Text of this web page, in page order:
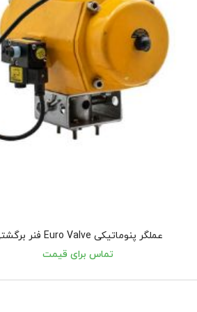
عملگر پنوماتیکی Euro Valve فنر برگشتی
تماس برای قیمت